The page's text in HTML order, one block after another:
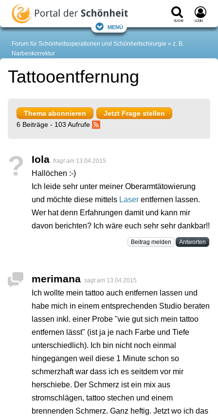
Suche Login
Menü
Forum für Schönheitsoperationen und Schönheitschirurgie
z. B.
Narbenkorrektur
Tattooentfernung
Thema abonnieren
Jetzt Frage stellen
6 Beiträge - 103 Aufrufe
? Iola fragt am 13.04.2015
Hallöchen :-)
Ich leide sehr unter meiner Oberarmtätowierung
und möchte diese mittels Laser entfernen lassen.
Wer hat denn Erfahrungen damit und kann mir
davon berichten? Ich wäre euch sehr sehr dankbar!!
Beitrag melden Antworten
merimana sagt am 13.04.2015
Ich wollte mein tattoo auch entfernen lassen und
habe mich in einem entsprechenden Studio beraten
lassen inkl. einer Probe "wie gut sich mein tattoo
entfernen lässt" (ist ja je nach Farbe und Tiefe
unterschiedlich). Ich bin nicht noch einmal
hingegangen weil diese 1 Minute schon so
schmerzhaft war dass ich es seitdem vor mir
herschiebe. Der Schmerz ist ein mix aus
stromschlägen, tattoo stechen und einem
brennenden Schmerz. Ganz heftig. Jetzt wo ich das